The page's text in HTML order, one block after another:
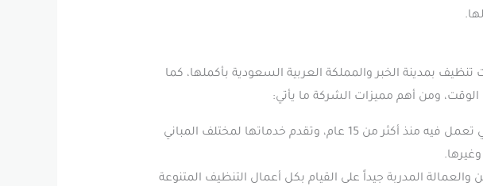
بمدينة الخبر والمملكة العربية السعودية بأكملها، كما
ومن أهم مميزات الشركة ما يأتي:
” خبرة واسعة وممتدة في مجال التنظيف فهي تعمل فيه منذ أكثر من 15 عام، وتقدم خدماتها لمختلف المباني
المدربة جيداً على القيام بكل أعمال التنظيف المتنوعة